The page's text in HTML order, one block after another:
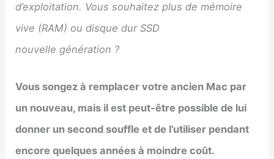
d’exploitation. Vous souhaitez plus de mémoire
vive (RAM) ou disque dur SSD
nouvelle génération ?
Vous songez à remplacer votre ancien Mac par
un nouveau, mais il est peut-être possible de lui
donner un second souffle et de l’utiliser pendant
encore quelques années à moindre coût.